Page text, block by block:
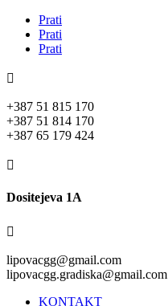
Prati
Prati
Prati

+387 51 815 170
+387 51 814 170
+387 65 179 424

Dositejeva 1A

lipovacgg@gmail.com
lipovacgg.gradiska@gmail.com
KONTAKT